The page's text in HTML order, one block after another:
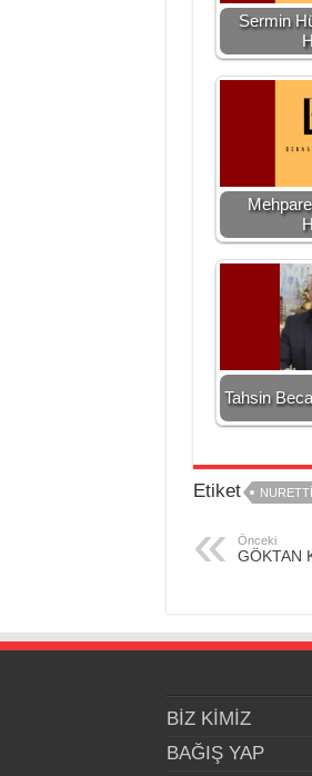
Sermin
Tahsin
Etiket
Önceki
GÖKTAN
BİZ KİMİZ
BAĞIŞ YAP